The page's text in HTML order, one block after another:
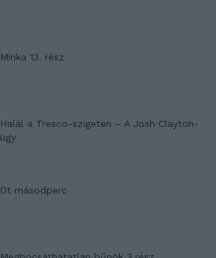
Minka 13. rész
Halál a Tresco-szigeten – A Josh Clayton-
ügy
Öt másodperc